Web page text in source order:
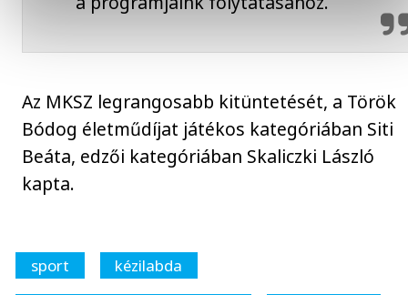
Az MKSZ legrangosabb kitüntetését, a Török
Bódog életműdíjat játékos kategóriában Siti
Beáta, edzői kategóriában Skaliczki László
kapta.
sport
kézilabda